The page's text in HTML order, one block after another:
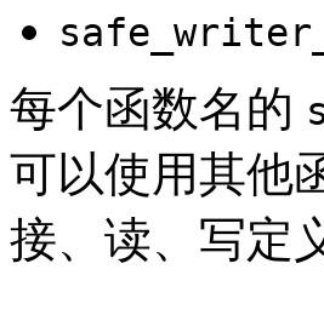
每个函数名的
可以使用其他
接、读、写定